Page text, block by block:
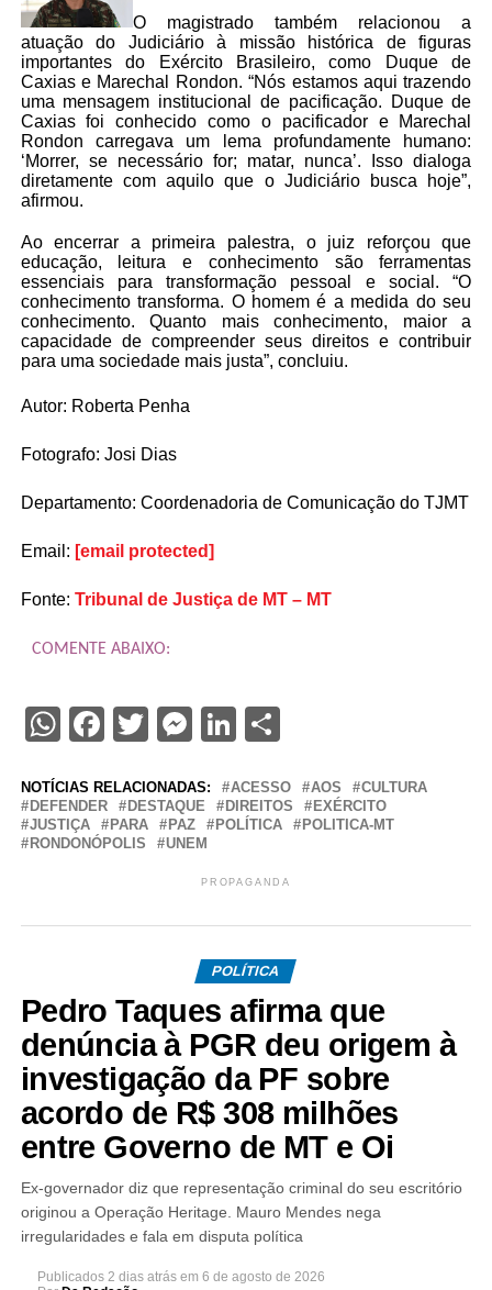
O magistrado também relacionou a
atuação do Judiciário à missão histórica de figuras
importantes do Exército Brasileiro, como Duque de
Caxias e Marechal Rondon. “Nós estamos aqui trazendo
uma mensagem institucional de pacificação. Duque de
Caxias foi conhecido como o pacificador e Marechal
Rondon carregava um lema profundamente humano:
‘Morrer, se necessário for; matar, nunca’. Isso dialoga
diretamente com aquilo que o Judiciário busca hoje”,
afirmou.
Ao encerrar a primeira palestra, o juiz reforçou que
educação, leitura e conhecimento são ferramentas
essenciais para transformação pessoal e social. “O
conhecimento transforma. O homem é a medida do seu
conhecimento. Quanto mais conhecimento, maior a
capacidade de compreender seus direitos e contribuir
para uma sociedade mais justa”, concluiu.
Autor: Roberta Penha
Fotografo: Josi Dias
Departamento: Coordenadoria de Comunicação do TJMT
Email: [email protected]
Fonte: Tribunal de Justiça de MT – MT
COMENTE ABAIXO:
WhatsApp
Facebook
TwitterMessenger
LinkedIn
NOTÍCIAS RELACIONADAS: ACESSO AOS
CULTURA
DEFENDER
DESTAQUE DIREITOS
EXÉRCITO
JUSTIÇA
PARA PAZ POLÍTICA
POLITICA-MT
RONDONÓPOLIS
UNEM
PROPAGANDA
POLÍTICA
Pedro Taques afirma que
denúncia à PGR deu origem à
investigação da PF sobre
acordo de R$ 308 milhões
entre Governo de MT e Oi
Ex-governador diz que representação criminal do seu escritório
originou a Operação Heritage. Mauro Mendes nega
irregularidades e fala em disputa política
Publicados 2 dias atrás em 6 de agosto de 2026